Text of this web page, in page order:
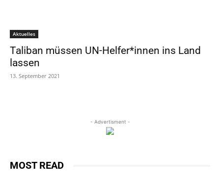
Aktuelles
Taliban müssen UN-Helfer*innen ins Land
lassen
13. September 2021
- Advertisment -
MOST READ